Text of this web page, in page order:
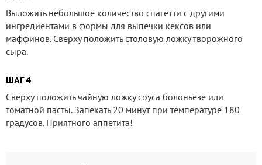
Выложить небольшое количество спагетти с другими
ингредиентами в формы для выпечки кексов или
маффинов. Сверху положить столовую ложку творожного
сыра.
ШАГ 4
Сверху положить чайную ложку соуса болоньезе или
томатной пасты. Запекать 20 минут при температуре 180
градусов. Приятного аппетита!